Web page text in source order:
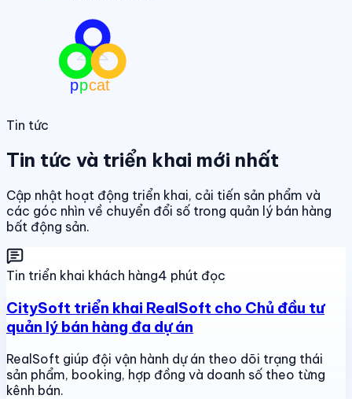
Tin tức
Tin tức và triển khai mới nhất
Cập nhật hoạt động triển khai, cải tiến sản phẩm và
các góc nhìn về chuyển đổi số trong quản lý bán hàng
bất động sản.
Tin triển khai khách hàng4 phút đọc
CitySoft triển khai RealSoft cho Chủ đầu tư
quản lý bán hàng đa dự án
RealSoft giúp đội vận hành dự án theo dõi trạng thái
sản phẩm, booking, hợp đồng và doanh số theo từng
kênh bán.